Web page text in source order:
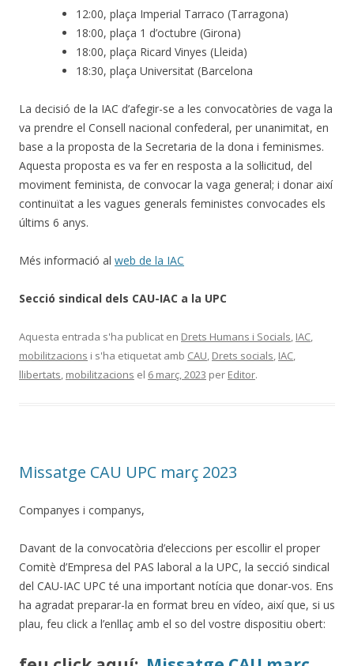
12:00, plaça Imperial Tarraco (Tarragona)
18:00, plaça 1 d’octubre (Girona)
18:00, plaça Ricard Vinyes (Lleida)
18:30, plaça Universitat (Barcelona
La decisió de la IAC d’afegir-se a les convocatòries de vaga la
va prendre el Consell nacional confederal, per unanimitat, en
base a la proposta de la Secretaria de la dona i feminismes.
Aquesta proposta es va fer en resposta a la sol·licitud, del
moviment feminista, de convocar la vaga general; i donar així
continuïtat a les vagues generals feministes convocades els
últims 6 anys.
Més informació al web de la IAC
Secció sindical dels CAU-IAC a la UPC
Aquesta entrada s'ha publicat en Drets Humans i Socials IAC
mobilitzacions i s'ha etiquetat amb CAU Drets socials IAC
llibertats mobilitzacions el 6 març, 2023 per Editor.
Missatge CAU UPC març 2023
Companyes i companys,
Davant de la convocatòria d’eleccions per escollir el proper
Comitè d’Empresa del PAS laboral a la UPC, la secció sindical
del CAU-IAC UPC té una important notícia que donar-vos. Ens
ha agradat preparar-la en format breu en vídeo, així que, si us
plau, feu click a l’enllaç amb el so del vostre dispositiu obert: